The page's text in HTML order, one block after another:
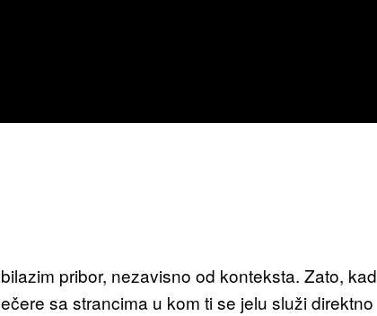
pribor, nezavisno od konteksta. Zato, kad
sa strancima u kom ti se jelu služi direktno